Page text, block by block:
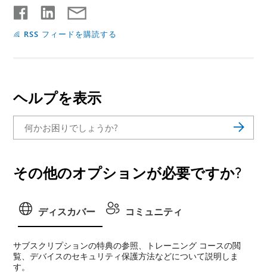
RSS フィードを購読する
ヘルプを表示
その他のオプションが必要ですか?
ディスカバー コミュニティ
サブスクリプションの特典の参照、トレーニング コースの閲
覧、デバイスのセキュリティ保護方法などについて説明しま
す。